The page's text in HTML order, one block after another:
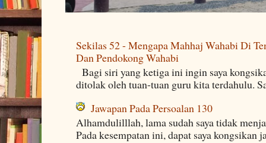
Sekilas 52 - Mengapa Mahhaj Wahabi Di
Dan Pendokong Wahabi
Bagi siri yang ketiga ini ingin saya
ditolak oleh tuan-tuan guru kita terdahulu.
Jawapan Pada Persoalan 130
Alhamdulilllah, lama sudah saya tidak
Pada kesempatan ini, dapat saya kongsikan